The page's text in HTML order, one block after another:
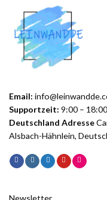
Email:
Supportzeit: 9:00 –
Deutschland Adresse
Alsbach-Hähnlein,